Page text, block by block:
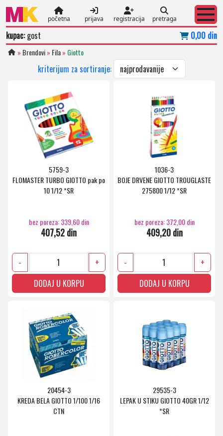
početna prijava registracija pretraga
kupac:gost 0,00 din
» Brendovi» Fila» Giotto
kriterijum za sortiranje:
5759-3
FLOMASTER TURBO GIOTTO pak po
10 1/12 *SR
bez poreza: 339,60 din
407,52 din
-
+
DODAJ U KORPU
1036-3
BOJE DRVENE GIOTTO TROUGLASTE
275800 1/12 *SR
bez poreza: 372,00 din
409,20 din
-
+
DODAJ U KORPU
20454-3
KREDA BELA GIOTTO 1/100 1/16
CTN
29535-3
LEPAK U STIKU GIOTTO 40GR 1/12
*SR